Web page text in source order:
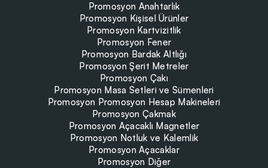
Promosyon Anahtarlık
Promosyon Kişisel Ürünler
Promosyon Kartvizitlik
Promosyon Fener
Promosyon Bardak Altlığı
Promosyon Şerit Metreler
Promosyon Çakı
Promosyon Masa Setleri ve Sümenleri
Promosyon Promosyon Hesap Makineleri
Promosyon Çakmak
Promosyon Açacaklı Magnetler
Promosyon Notluk ve Kalemlik
Promosyon Açacaklar
Promosyon Diğer